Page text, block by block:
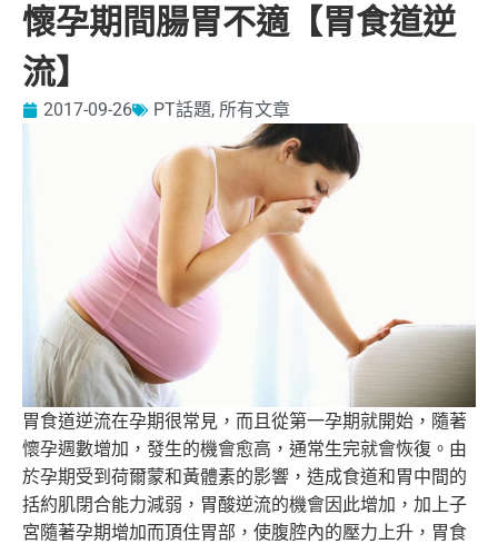
懷孕期間腸胃不適【胃食道逆
流】
2017-09-26 PT話題, 所有文章
胃食道逆流在孕期很常見，而且從第一孕期就開始， 隨著
懷孕週數增加，發生的機會愈高，通常生完就會恢復。 由
於孕期受到荷爾蒙和黃體素的影響， 造成食道和胃中間的
括約肌閉合能力減弱， 胃酸逆流的機會因此增加，加上子
宮隨著孕期增加而頂住胃部， 使腹腔內的壓力上升，胃食